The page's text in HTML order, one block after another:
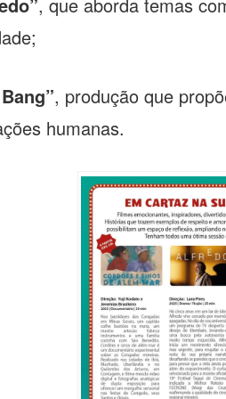
, produção que
humanas.